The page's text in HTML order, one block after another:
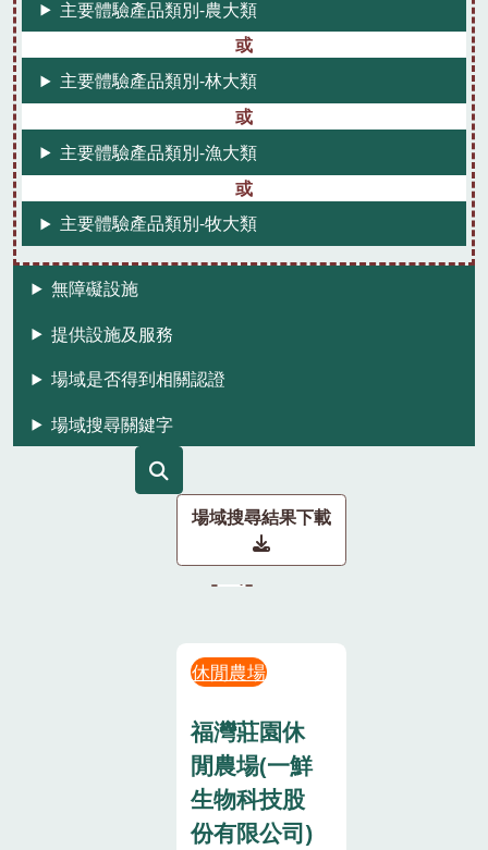
主要體驗產品類別-農大類
主要體驗產品類別-林大類
主要體驗產品類別-漁大類
主要體驗產品類別-牧大類
無障礙設施
提供設施及服務
場域是否得到相關認證
場域搜尋關鍵字
場域搜尋結果下載
休閒農場
福灣莊園休
閒農場(一鮮
生物科技股
份有限公司)